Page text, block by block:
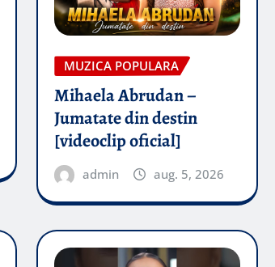
MUZICA POPULARA
Mihaela Abrudan –
Jumatate din destin
[videoclip oficial]
admin aug. 5, 2026